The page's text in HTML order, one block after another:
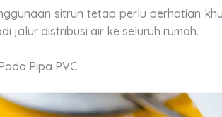
sitrun tetap perlu perhatian
jalur distribusi air ke seluruh rumah.
Pipa PVC